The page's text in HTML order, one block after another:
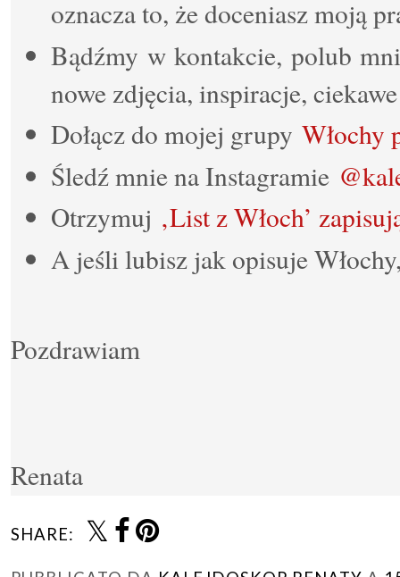
oznacza to, że doceniasz moją
Bądźmy w kontakcie, polub
nowe zdjęcia, inspiracje,
Dołącz do mojej grupy Włochy
Śledź mnie na Instagramie
Otrzymuj ‚List z Włoch’
A jeśli lubisz jak opisuje
Pozdrawiam
Renata
SHARE: